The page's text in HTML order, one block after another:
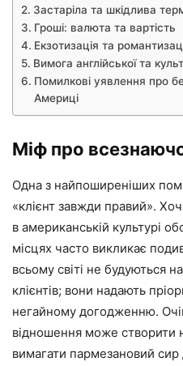
Застаріла та шкідлива
Гроші: валюта та вартість
Екзотизація та
Вимога англійської та
Помилкові уявлення про
Америці
Міф про
Одна з найпоширеніших
«клієнт завжди правий».
в американській культурі
місцях часто викликає
всьому світі не будуються
клієнтів; вони надають
негайному догодженню.
відношення може створити
вимагати пармезановий сир